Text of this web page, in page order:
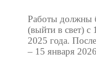
Работы должны
(выйти в свет) с
2025 года.
– 15 января